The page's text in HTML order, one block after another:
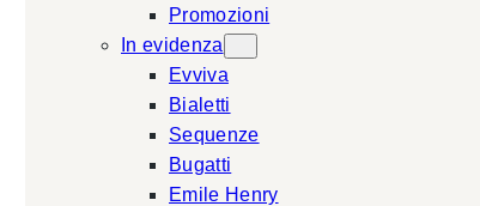
Promozioni
In evidenza
Evviva
Bialetti
Sequenze
Bugatti
Emile Henry